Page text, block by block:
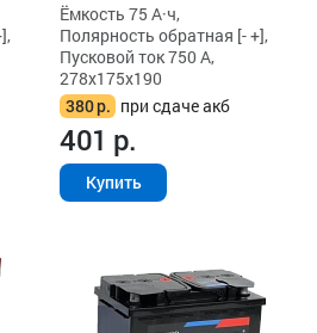
Ёмкость 75 А·ч,
Полярность обратная [- +],
Пусковой ток 750 А,
278x175x190
380р. при сдаче акб
401 р.
Купить